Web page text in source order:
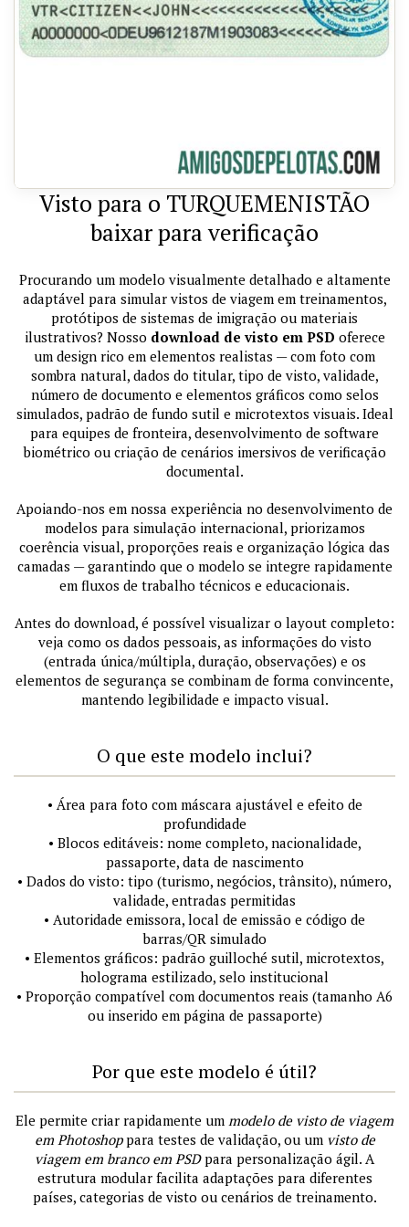
Visto para o TURQUEMENISTÃO
baixar para verificação
Procurando um modelo visualmente detalhado e altamente
adaptável para simular vistos de viagem em treinamentos,
protótipos de sistemas de imigração ou materiais
ilustrativos? Nosso download de visto em PSD oferece
um design rico em elementos realistas — com foto com
sombra natural, dados do titular, tipo de visto, validade,
número de documento e elementos gráficos como selos
simulados, padrão de fundo sutil e microtextos visuais. Ideal
para equipes de fronteira, desenvolvimento de software
biométrico ou criação de cenários imersivos de verificação
documental.
Apoiando-nos em nossa experiência no desenvolvimento de
modelos para simulação internacional, priorizamos
coerência visual, proporções reais e organização lógica das
camadas — garantindo que o modelo se integre rapidamente
em fluxos de trabalho técnicos e educacionais.
Antes do download, é possível visualizar o layout completo:
veja como os dados pessoais, as informações do visto
(entrada única/múltipla, duração, observações) e os
elementos de segurança se combinam de forma convincente,
mantendo legibilidade e impacto visual.
O que este modelo inclui?
• Área para foto com máscara ajustável e efeito de
profundidade
• Blocos editáveis: nome completo, nacionalidade,
passaporte, data de nascimento
• Dados do visto: tipo (turismo, negócios, trânsito), número,
validade, entradas permitidas
• Autoridade emissora, local de emissão e código de
barras/QR simulado
• Elementos gráficos: padrão guilloché sutil, microtextos,
holograma estilizado, selo institucional
• Proporção compatível com documentos reais (tamanho A6
ou inserido em página de passaporte)
Por que este modelo é útil?
Ele permite criar rapidamente um modelo de visto de viagem
em Photoshoppara testes de validação, ou um visto de
viagem em branco em PSDpara personalização ágil. A
estrutura modular facilita adaptações para diferentes
países, categorias de visto ou cenários de treinamento.